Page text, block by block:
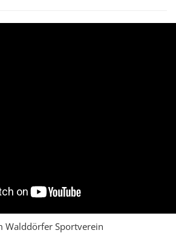
Walddörfer Sportverein